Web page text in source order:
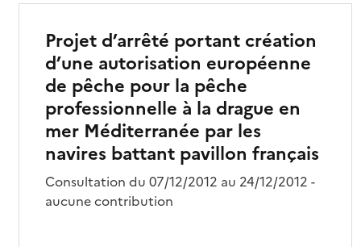
Projet d’arrêté portant création
d’une autorisation européenne
de pêche pour la pêche
professionnelle à la drague en
mer Méditerranée par les
navires battant pavillon français
Consultation du 07/12/2012 au 24/12/2012 -
aucune contribution